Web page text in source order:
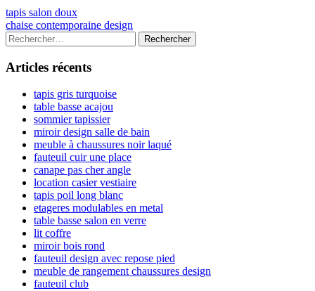
Navigation
de
l’article
Previous
article:
tapis salon doux
Next
article:
chaise contemporaine design
Colonne
latérale
principale
Rechercher :
Articles récents
tapis gris turquoise
table basse acajou
sommier tapissier
miroir design salle de bain
meuble à chaussures noir laqué
fauteuil cuir une place
canape pas cher angle
location casier vestiaire
tapis poil long blanc
etageres modulables en metal
table basse salon en verre
lit coffre
miroir bois rond
fauteuil design avec repose pied
meuble de rangement chaussures design
fauteuil club